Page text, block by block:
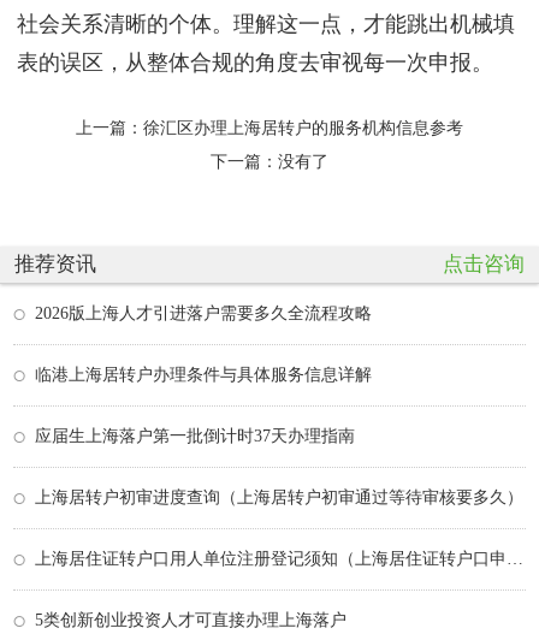
社会关系清晰的个体。理解这一点，才能跳出机械填
表的误区，从整体合规的角度去审视每一次申报。
上一篇： 徐汇区办理上海居转户的服务机构信息参考
下一篇：没有了
推荐资讯 点击咨询
2026版上海人才引进落户需要多久全流程攻略
临港上海居转户办理条件与具体服务信息详解
应届生上海落户第一批倒计时37天办理指南
上海居转户初审进度查询（上海居转户初审通过等待审核要多久）
5类创新创业投资人才可直接办理上海落户